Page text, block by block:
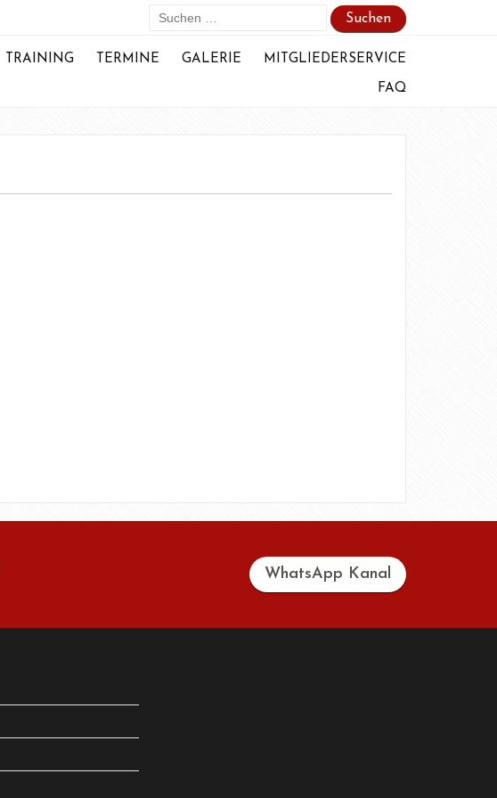
Suchen
nach:
TRAINING TERMINE GALERIE MITGLIEDERSERVICE
FAQ
WhatsApp Kanal